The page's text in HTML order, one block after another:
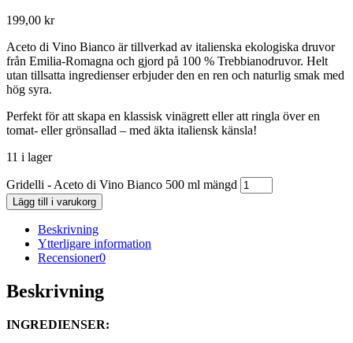
199,00 kr
Aceto di Vino Bianco är tillverkad av italienska ekologiska druvor
från Emilia-Romagna och gjord på 100 % Trebbianodruvor. Helt
utan tillsatta ingredienser erbjuder den en ren och naturlig smak med
hög syra.
Perfekt för att skapa en klassisk vinägrett eller att ringla över en
tomat- eller grönsallad – med äkta italiensk känsla!
11 i lager
Gridelli - Aceto di Vino Bianco 500 ml mängd
Lägg till i varukorg
Beskrivning
Ytterligare information
Recensioner0
Beskrivning
INGREDIENSER: